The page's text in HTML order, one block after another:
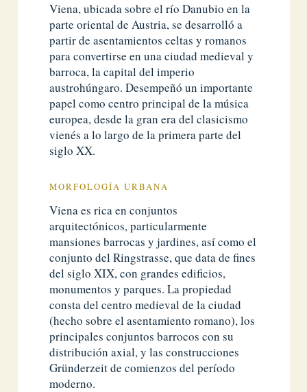
Viena, ubicada sobre el río Danubio en la
parte oriental de Austria, se desarrolló a
partir de asentamientos celtas y romanos
para convertirse en una ciudad medieval y
barroca, la capital del imperio
austrohúngaro. Desempeñó un importante
papel como centro principal de la música
europea, desde la gran era del clasicismo
vienés a lo largo de la primera parte del
siglo XX.
MORFOLOGÍA URBANA
Viena es rica en conjuntos
arquitectónicos, particularmente
mansiones barrocas y jardines, así como el
conjunto del Ringstrasse, que data de fines
del siglo XIX, con grandes edificios,
monumentos y parques. La propiedad
consta del centro medieval de la ciudad
(hecho sobre el asentamiento romano), los
principales conjuntos barrocos con su
distribución axial, y las construcciones
Gründerzeit de comienzos del período
moderno.